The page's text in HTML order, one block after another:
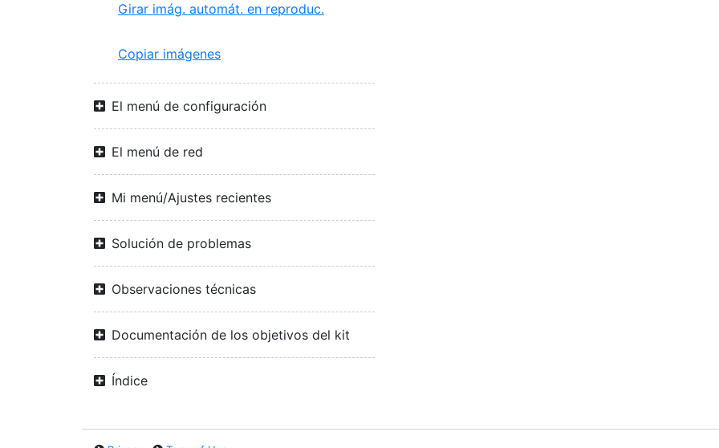
Girar imág. automát. en reproduc.
Copiar imágenes
El menú de configuración
El menú de red
Mi menú/Ajustes recientes
Solución de problemas
Observaciones técnicas
Documentación de los objetivos del kit
Índice